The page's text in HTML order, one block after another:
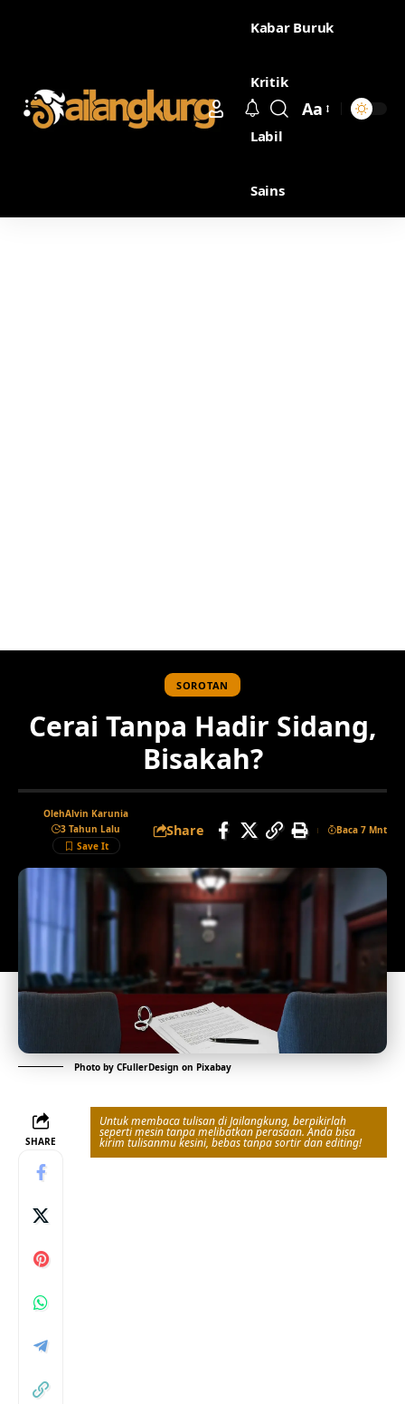
Kabar Buruk
Kritik
Labil
Sains
Aa
SOROTAN
Cerai Tanpa Hadir Sidang,
Bisakah?
OlehAlvin Karunia
3 Tahun Lalu
Share Baca 7 Mnt
Photo by CFullerDesign on Pixabay
SHARE
Untuk membaca tulisan di Jailangkung, berpikirlah
seperti mesin tanpa melibatkan perasaan. Anda bisa
kirim tulisanmu kesini, bebas tanpa sortir dan editing!